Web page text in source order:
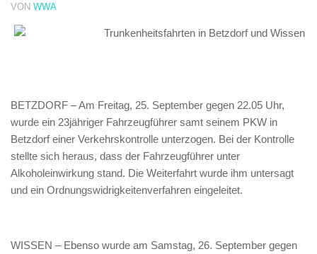
VON WWA
Trunkenheitsfahrten in Betzdorf und Wissen
BETZDORF – Am Freitag, 25. September gegen 22.05 Uhr,
wurde ein 23jähriger Fahrzeugführer samt seinem PKW in
Betzdorf einer Verkehrskontrolle unterzogen. Bei der Kontrolle
stellte sich heraus, dass der Fahrzeugführer unter
Alkoholeinwirkung stand. Die Weiterfahrt wurde ihm untersagt
und ein Ordnungswidrigkeitenverfahren eingeleitet.
WISSEN – Ebenso wurde am Samstag, 26. September gegen